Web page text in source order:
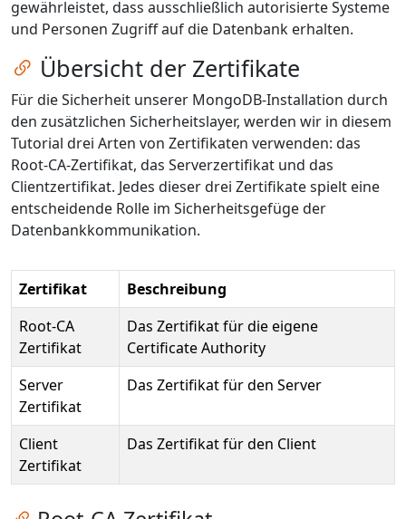
gewährleistet, dass ausschließlich autorisierte Systeme
und Personen Zugriff auf die Datenbank erhalten.
Zum Kapitel springen
Übersicht der Zertifikate
Für die Sicherheit unserer MongoDB-Installation durch
den zusätzlichen Sicherheitslayer, werden wir in diesem
Tutorial drei Arten von Zertifikaten verwenden: das
Root-CA-Zertifikat, das Serverzertifikat und das
Clientzertifikat. Jedes dieser drei Zertifikate spielt eine
entscheidende Rolle im Sicherheitsgefüge der
Datenbankkommunikation.
Zertifikat
Beschreibung
Root-CA
Zertifikat
Das Zertifikat für die eigene
Certificate Authority
Server
Zertifikat
Das Zertifikat für den Server
Client
Zertifikat
Das Zertifikat für den Client